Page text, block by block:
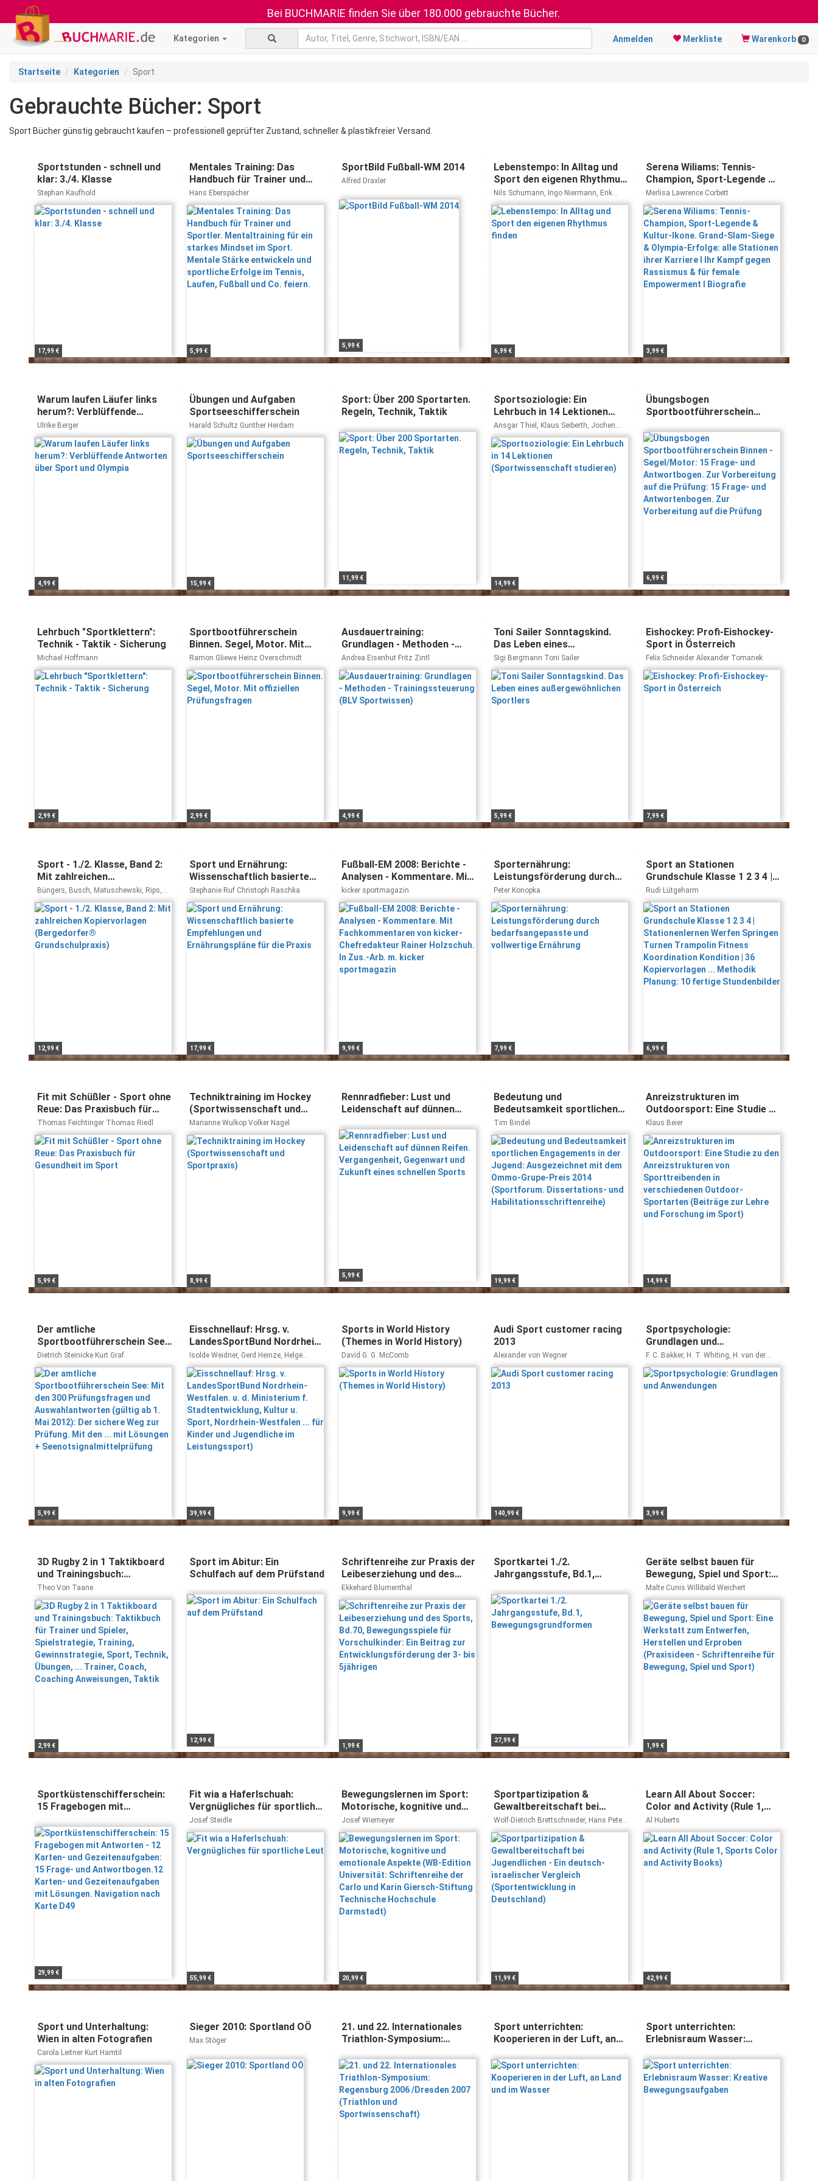
Bei BUCHMARIE finden Sie über 180.000 gebrauchte Bücher.
Kategorien Anmelden Merkliste Warenkorb 0
Startseite Kategorien Sport
Gebrauchte Bücher: Sport
Sport Bücher günstig gebraucht kaufen – professionell geprüfter Zustand, schneller & plastikfreier Versand.
Sportstunden - schnell und
klar: 3./4. Klasse
Stephan Kaufhold
17,99 €
Mentales Training: Das
Handbuch für Trainer und
Sportler. Mentaltraining für
ein starkes Mindset im
Sport. Mentale Stärke
entwickeln und sportliche
Erfolge im Tennis, Laufen,
Fußball und Co. feiern.
Hans Eberspächer
5,99 €
SportBild Fußball-WM 2014
Alfred Draxler
5,99 €
Lebenstempo: In Alltag und
Sport den eigenen Rhythmus
finden
Nils Schumann, Ingo Niermann, Erik
Niedling
6,99 €
Serena Wiliams: Tennis-
Champion, Sport-Legende &
Kultur-Ikone. Grand-Slam-
Siege & Olympia-Erfolge: alle
Stationen ihrer Karriere I Ihr
Kampf gegen Rassismus &
für female Empowerment I
Biografie
Merlisa Lawrence Corbett
3,99 €
Warum laufen Läufer links
herum?: Verblüffende
Antworten über Sport und
Olympia
Ulrike Berger
4,99 €
Übungen und Aufgaben
Sportseeschifferschein
Harald Schultz Gunther Herdam
15,99 €
Sport: Über 200 Sportarten.
Regeln, Technik, Taktik
11,99 €
Sportsoziologie: Ein
Lehrbuch in 14 Lektionen
(Sportwissenschaft
studieren)
Ansgar Thiel, Klaus Seiberth, Jochen
Mayer
14,99 €
Übungsbogen
Sportbootführerschein
Frage- und Antwortbogen.
Zur Vorbereitung auf die
Prüfung: 15 Frage- und
Antwortenbogen. Zur
Vorbereitung auf die Prüfung
6,99 €
Lehrbuch "Sportklettern":
Technik - Taktik - Sicherung
Michael Hoffmann
2,99 €
Sportbootführerschein
Binnen. Segel, Motor. Mit
offiziellen Prüfungsfragen
Ramon Gliewe Heinz Overschmidt
2,99 €
Ausdauertraining:
Grundlagen - Methoden -
Trainingssteuerung (BLV
Sportwissen)
Andrea Eisenhut Fritz Zintl
4,99 €
Toni Sailer Sonntagskind.
Das Leben eines
außergewöhnlichen
Sportlers
Sigi Bergmann Toni Sailer
5,99 €
Eishockey: Profi-Eishockey-
Sport in Österreich
Felix Schneider Alexander Tomanek
7,99 €
Sport - 1./2. Klasse, Band 2:
Mit zahlreichen
Kopiervorlagen
(Bergedorfer®
Grundschulpraxis)
Büngers, Busch, Matuschewski, Rips,
Weber
12,99 €
Sport und Ernährung:
Wissenschaftlich basierte
Empfehlungen und
Ernährungspläne für die
Praxis
Stephanie Ruf Christoph Raschka
17,99 €
Fußball-EM 2008: Berichte -
Analysen - Kommentare. Mit
Fachkommentaren von
kicker-Chefredakteur Rainer
Holzschuh. In Zus.-Arb. m.
kicker sportmagazin
kicker sportmagazin
9,99 €
Sporternährung:
Leistungsförderung durch
bedarfsangepasste und
vollwertige Ernährung
Peter Konopka
7,99 €
Sport an Stationen
Grundschule Klasse 1 2 3 4 |
Stationenlernen Werfen
Springen Turnen Trampolin
Fitness Koordination
Kondition | 36 Kopiervorlagen
... Methodik Planung: 10
fertige Stundenbilder
Rudi Lütgeharm
6,99 €
Fit mit Schüßler - Sport ohne
Reue: Das Praxisbuch für
Gesundheit im Sport
Thomas Feichtinger Thomas Riedl
5,99 €
Techniktraining im Hockey
(Sportwissenschaft und
Sportpraxis)
Marianne Wulkop Volker Nagel
8,99 €
Rennradfieber: Lust und
Leidenschaft auf dünnen
Gegenwart und Zukunft
eines schnellen Sports
5,99 €
Bedeutung und
Bedeutsamkeit sportlichen
Engagements in der Jugend:
Ausgezeichnet mit dem
Ommo-Grupe-Preis 2014
(Sportforum. Dissertations-
und
Habilitationsschriftenreihe)
Tim Bindel
19,99 €
Anreizstrukturen im
Outdoorsport: Eine Studie zu
den Anreizstrukturen von
Sporttreibenden in
verschiedenen Outdoor-
Sportarten (Beiträge zur
Lehre und Forschung im
Sport)
Klaus Beier
14,99 €
Der amtliche
Sportbootführerschein See:
Mit den 300 Prüfungsfragen
und Auswahlantworten
(gültig ab 1. Mai 2012): Der
sichere Weg zur Prüfung. Mit
den ... mit Lösungen +
Seenotsignalmittelprüfung
Dietrich Steinicke Kurt Graf
5,99 €
Eisschnellauf: Hrsg. v.
LandesSportBund Nordrhein-
Westfalen. u. d. Ministerium
f. Stadtentwicklung, Kultur u.
Sport, Nordrhein-Westfalen
... für Kinder und Jugendliche
im Leistungssport)
Isolde Weidner, Gerd Heinze, Helge
Jasch, Kornel Schnorrenberg
39,99 €
Sports in World History
(Themes in World History)
David G. G. McComb
9,99 €
Audi Sport customer racing
2013
Alexander von Wegner
140,99 €
Sportpsychologie:
Grundlagen und
Anwendungen
F. C. Bakker, H. T. Whiting, H. van der
Brug
3,99 €
3D Rugby 2 in 1 Taktikboard
und Trainingsbuch:
Taktikbuch für Trainer und
Spieler, Spielstrategie,
Training, Gewinnstrategie,
Sport, Technik, Übungen, ...
Trainer, Coach, Coaching
Anweisungen, Taktik
Theo Von Taane
2,99 €
Sport im Abitur: Ein
Schulfach auf dem Prüfstand
12,99 €
Schriftenreihe zur Praxis der
Leibeserziehung und des
Sports, Bd.70,
Bewegungsspiele für
Vorschulkinder: Ein Beitrag
zur Entwicklungsförderung
der 3- bis 5jährigen
Ekkehard Blumenthal
1,99 €
Sportkartei 1./2.
Jahrgangsstufe, Bd.1,
27,99 €
Geräte selbst bauen für
Bewegung, Spiel und Sport:
Eine Werkstatt zum
Entwerfen, Herstellen und
Erproben (Praxisideen -
Schriftenreihe für
Bewegung, Spiel und Sport)
Malte Cunis Willibald Weichert
1,99 €
Sportküstenschifferschein:
15 Fragebogen mit
Gezeitenaufgaben: 15 Frage-
und Antwortbogen.12
Karten- und
Gezeitenaufgaben mit
Lösungen. Navigation nach
Karte D49
29,99 €
Fit wia a Haferlschuah:
Vergnügliches für sportliche
Leut
Josef Steidle
55,99 €
Bewegungslernen im Sport:
Motorische, kognitive und
emotionale Aspekte (WB-
Edition Universität:
Schriftenreihe der Carlo und
Karin Giersch-Stiftung
Technische Hochschule
Darmstadt)
Josef Wiemeyer
20,99 €
Sportpartizipation &
Gewaltbereitschaft bei
Jugendlichen - Ein deutsch-
israelischer Vergleich
(Sportentwicklung in
Deutschland)
Wolf-Dietrich Brettschneider, Hans Peter
Brandl-Bredenbeck, Jürgen Hofmann
11,99 €
Learn All About Soccer:
Color and Activity (Rule 1,
Sports Color and Activity
Books)
Al Huberts
42,99 €
Sport und Unterhaltung:
Wien in alten Fotografien
Carola Leitner Kurt Hamtil
Sieger 2010: Sportland OÖ
Max Stöger
21. und 22. Internationales
Triathlon-Symposium:
2007 (Triathlon und
Sportwissenschaft)
Sport unterrichten:
Kooperieren in der Luft, an
Sport unterrichten:
Erlebnisraum Wasser:
Bewegungsaufgaben